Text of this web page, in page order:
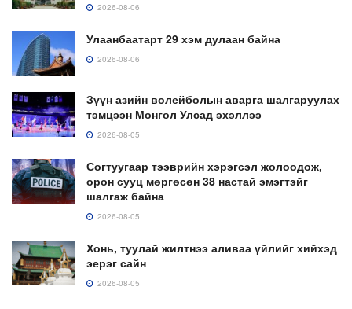
2026-08-06
Улаанбаатарт 29 хэм дулаан байна
2026-08-06
Зүүн азийн волейболын аварга шалгаруулах
тэмцээн Монгол Улсад эхэллээ
2026-08-05
Согтуугаар тээврийн хэрэгсэл жолоодож,
орон сууц мөргөсөн 38 настай эмэгтэйг
шалгаж байна
2026-08-05
Хонь, туулай жилтнээ аливаа үйлийг хийхэд
эерэг сайн
2026-08-05